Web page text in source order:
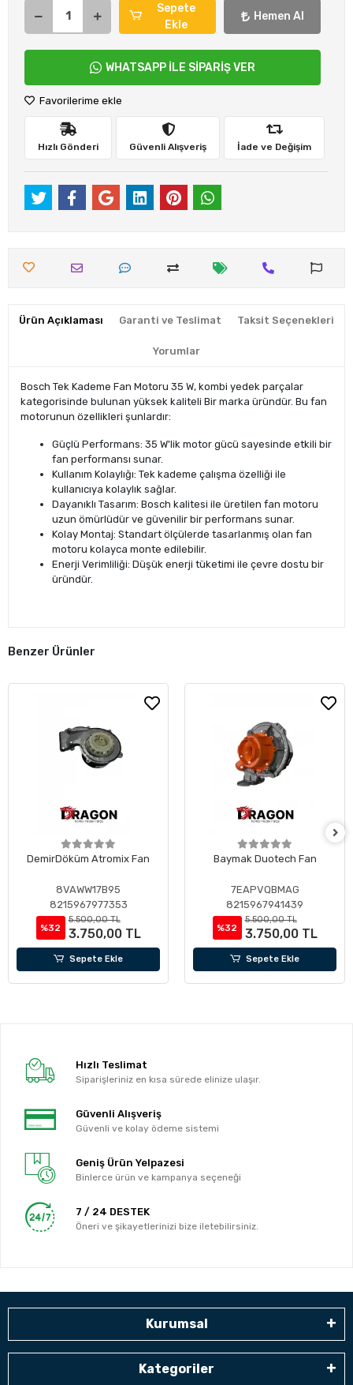
Sepete
Ekle
Hemen Al
WHATSAPP İLE SİPARİŞ VER
Favorilerime ekle
Hızlı Gönderi Güvenli Alışveriş İade ve Değişim
Ürün Açıklaması Garanti ve Teslimat Taksit Seçenekleri
Yorumlar
​Bosch Tek Kademe Fan Motoru 35 W, kombi yedek parçalar
kategorisinde bulunan yüksek kaliteli Bir marka üründür. Bu fan
motorunun özellikleri şunlardır:
Güçlü Performans: 35 W'lik motor gücü sayesinde etkili bir
fan performansı sunar.
Kullanım Kolaylığı: Tek kademe çalışma özelliği ile
kullanıcıya kolaylık sağlar.
Dayanıklı Tasarım: Bosch kalitesi ile üretilen fan motoru
uzun ömürlüdür ve güvenilir bir performans sunar.
Kolay Montaj: Standart ölçülerde tasarlanmış olan fan
motoru kolayca monte edilebilir.
Enerji Verimliliği: Düşük enerji tüketimi ile çevre dostu bir
üründür.
Benzer Ürünler
DemirDöküm Atromix Fan
8VAWW17B95
8215967977353
%32
5.500,00 TL
3.750,00 TL
Sepete Ekle
Baymak Duotech Fan
7EAPVQBMAG
8215967941439
%32
5.500,00 TL
3.750,00 TL
Sepete Ekle
Hızlı Teslimat
Siparişleriniz en kısa sürede elinize ulaşır.
Güvenli Alışveriş
Güvenli ve kolay ödeme sistemi
Geniş Ürün Yelpazesi
Binlerce ürün ve kampanya seçeneği
7 / 24 DESTEK
Öneri ve şikayetlerinizi bize iletebilirsiniz.
Kurumsal
Kategoriler